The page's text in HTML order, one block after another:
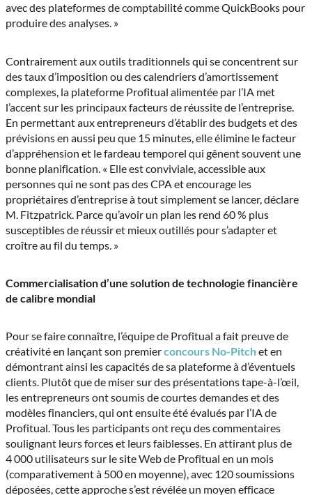
avec des plateformes de comptabilité comme QuickBooks pour
produire des analyses. »
Contrairement aux outils traditionnels qui se concentrent sur
des taux d’imposition ou des calendriers d’amortissement
complexes, la plateforme Profitual alimentée par l’IA met
l’accent sur les principaux facteurs de réussite de l’entreprise.
En permettant aux entrepreneurs d’établir des budgets et des
prévisions en aussi peu que 15 minutes, elle élimine le facteur
d’appréhension et le fardeau temporel qui gênent souvent une
bonne planification. « Elle est conviviale, accessible aux
personnes qui ne sont pas des CPA et encourage les
propriétaires d’entreprise à tout simplement se lancer, déclare
M. Fitzpatrick. Parce qu’avoir un plan les rend 60 % plus
susceptibles de réussir et mieux outillés pour s’adapter et
croître au fil du temps. »
Commercialisation d’une solution de technologie financière
de calibre mondial
Pour se faire connaître, l’équipe de Profitual a fait preuve de
créativité en lançant son premierconcours No-Pitchet en
démontrant ainsi les capacités de sa plateforme à d’éventuels
clients. Plutôt que de miser sur des présentations tape-à-l’œil,
les entrepreneurs ont soumis de courtes demandes et des
modèles financiers, qui ont ensuite été évalués par l’IA de
Profitual. Tous les participants ont reçu des commentaires
soulignant leurs forces et leurs faiblesses. En attirant plus de
4 000 utilisateurs sur le site Web de Profitual en un mois
(comparativement à 500 en moyenne), avec 120 soumissions
déposées, cette approche s’est révélée un moyen efficace